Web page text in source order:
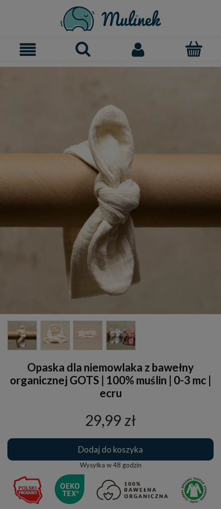
Opaska dla niemowlaka z bawełny
organicznej GOTS | 100% muślin | 0-3 mc |
ecru
29,99 zł
Dodaj do koszyka
Wysyłka w 48 godzin